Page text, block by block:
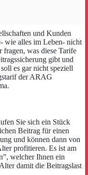
und Kunden
wie alles im Leben- nicht
fragen, was diese Tarife
gibt und
es gar nicht speziell
der ARAG
Sie sich ein Stück
Beitrag für einen
und können dann von
profitieren. Es ist am
welcher Ihnen ein
damit die Beitragslast